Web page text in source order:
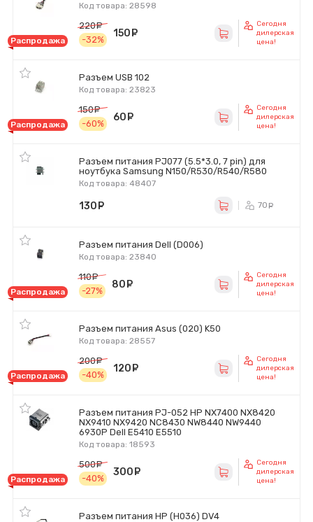
Код товара: 28598
Распродажа
220
-32%
150
Сегодня
дилерская
цена!
Разъем USB 102
Код товара: 23823
Распродажа
150
руб.
-60%
60
Сегодня
дилерская
цена!
Разъем питания PJ077 (5.5*3.0, 7 pin) для
ноутбука Samsung N150/R530/R540/R580
Код товара: 48407
130 70
Разъем питания Dell (D006)
Код товара: 23840
Распродажа
110
руб.
-27%
80
Сегодня
дилерская
цена!
Разъем питания Asus (020) K50
Код товара: 28557
Распродажа
200
-40%
120
Сегодня
дилерская
цена!
Разъем питания PJ-052 HP NX7400 NX8420
NX9410 NX9420 NC8430 NW8440 NW9440
6930P Dell E5410 E5510
Код товара: 18593
Распродажа
500
-40%
300
Сегодня
дилерская
цена!
Разъем питания HP (H036) DV4